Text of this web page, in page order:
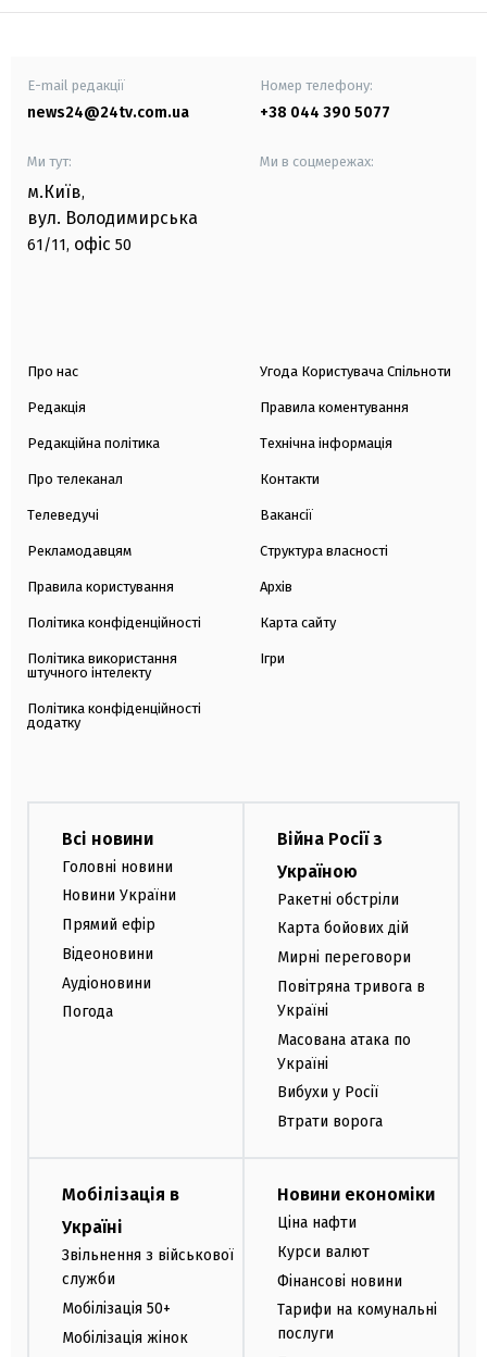
E-mail редакції
news24@24tv.com.ua
Номер телефону:
+38 044 390 5077
Ми тут:
м.Київ,
вул. Володимирська
61/11, офіс 50
Ми в соцмережах:
Про нас
Редакція
Редакційна політика
Про телеканал
Телеведучі
Рекламодавцям
Правила користування
Політика конфіденційності
Політика використання
штучного інтелекту
Політика конфіденційності
додатку
Угода Користувача Спільноти
Правила коментування
Технічна інформація
Контакти
Вакансії
Структура власності
Архів
Карта сайту
Ігри
Всі новини
Головні новини
Новини України
Прямий ефір
Відеоновини
Аудіоновини
Погода
Війна Росії з
Україною
Ракетні обстріли
Карта бойових дій
Мирні переговори
Повітряна тривога в
Україні
Масована атака по
Україні
Вибухи у Росії
Втрати ворога
Мобілізація в
Україні
Звільнення з військової
служби
Мобілізація 50+
Мобілізація жінок
Новини економіки
Ціна нафти
Курси валют
Фінансові новини
Тарифи на комунальні
послуги